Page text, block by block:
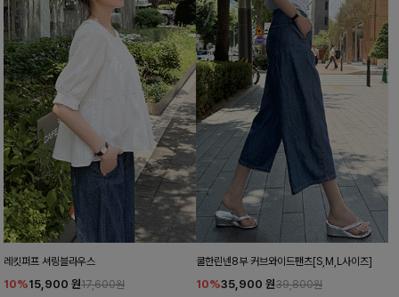
레킷퍼프 셔링블라우스
10%15,900 원17,600원
쿨한린넨8부 커브와이드팬츠[S,M,L사이즈]
10%35,900 원39,800원